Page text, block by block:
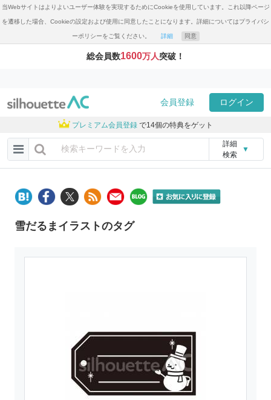
当Webサイトはよりよいユーザー体験を実現するためにCookieを使用しています。これ以降ページ
を遷移した場合、Cookieの設定および使用に同意したことになります。詳細についてはプライバシ
ーポリシーをご覧ください。 詳細 同意
総会員数1600万人突破！
会員登録 ログイン
プレミアム会員登録 で14個の特典をゲット
詳細
検索
▼
雪だるまイラストのタグ